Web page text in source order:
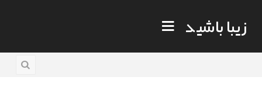
زیبا باشید